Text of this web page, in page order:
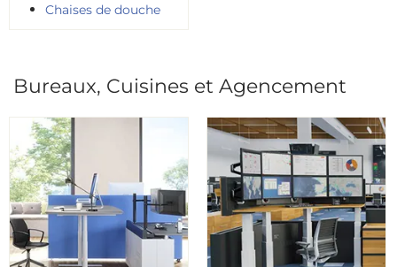
Chaises de douche
Bureaux, Cuisines et Agencement